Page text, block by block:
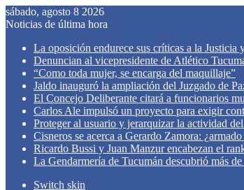
sábado, agosto 8 2026
Noticias de última hora
La oposición endurece sus críticas a la Justicia
Denuncian al vicepresidente de Atlético
“Como toda mujer, se encarga del maquillaje”
Jaldo inauguró la ampliación del Juzgado de
El Concejo Deliberante citará a funcionarios
Carlos Ale impulsó un proyecto para exigir
Proteger al usuario y jerarquizar la actividad
Cisneros se acerca a Gerardo Zamora:
Ricardo Bussi y Juan Manzur encabezan el
La Gendarmería de Tucumán descubrió más
Switch skin